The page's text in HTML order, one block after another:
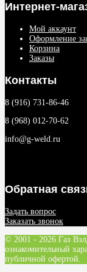
Интернет-
Мой аккаунт
Оформление
Корзина
Заказы
Контакты
8 (916) 731-86-46
8 (968) 012-70-62
info@g-weld.ru
Обратная
Задать вопрос
Заказать звонок
© 2001 - 2026 Газ
ознакомительный
публичной офертой.